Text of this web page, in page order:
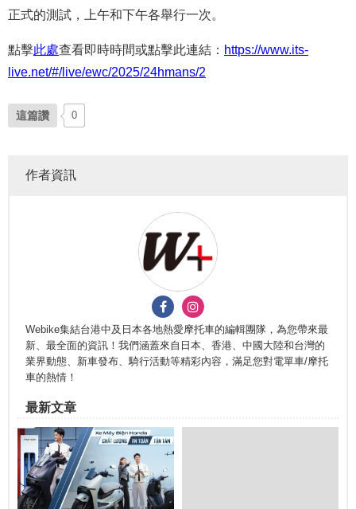
正式的測試，上午和下午各舉行一次。
點擊此處查看即時時間或點擊此連結： https://www.its-
live.net/#/live/ewc/2025/24hmans/2
這篇讚 0
作者資訊
Webike集結台港中及日本各地熱愛摩托車的編輯團隊，為您帶來最
新、最全面的資訊！我們涵蓋來自日本、香港、中國大陸和台灣的
業界動態、新車發布、騎行活動等精彩內容，滿足您對電單車/摩托
車的熱情！
最新文章